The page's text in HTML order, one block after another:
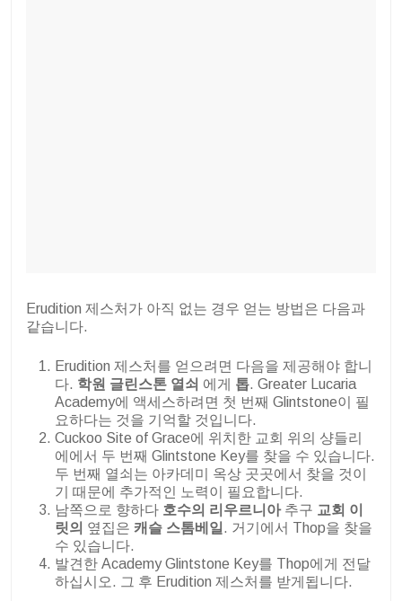
Erudition 제스처가 아직 없는 경우 얻는 방법은 다음과
같습니다.
Erudition 제스처를 얻으려면 다음을 제공해야 합니
다. 학원 글린스톤 열쇠 에게 톱. Greater Lucaria
Academy에 액세스하려면 첫 번째 Glintstone이 필
요하다는 것을 기억할 것입니다.
Cuckoo Site of Grace에 위치한 교회 위의 샹들리
에에서 두 번째 Glintstone Key를 찾을 수 있습니다.
두 번째 열쇠는 아카데미 옥상 곳곳에서 찾을 것이
기 때문에 추가적인 노력이 필요합니다.
남쪽으로 향하다 호수의 리우르니아추구 교회 이
릿의 옆집은 캐슬 스톰베일 . 거기에서 Thop을 찾을
수 있습니다.
발견한 Academy Glintstone Key를 Thop에게 전달
하십시오. 그 후 Erudition 제스처를 받게됩니다.